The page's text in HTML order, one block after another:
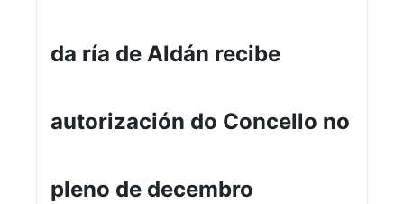
da ría de Aldán recibe
autorización do Concello no
pleno de decembro